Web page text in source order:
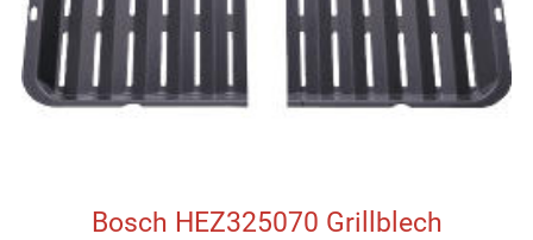
Bosch HEZ325070 Grillblech